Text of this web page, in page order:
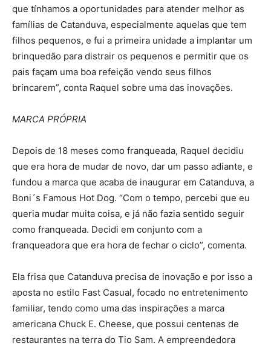
que tínhamos a oportunidades para atender melhor as
famílias de Catanduva, especialmente aquelas que tem
filhos pequenos, e fui a primeira unidade a implantar um
brinquedão para distrair os pequenos e permitir que os
pais façam uma boa refeição vendo seus filhos
brincarem”, conta Raquel sobre uma das inovações.
MARCA PRÓPRIA
Depois de 18 meses como franqueada, Raquel decidiu
que era hora de mudar de novo, dar um passo adiante, e
fundou a marca que acaba de inaugurar em Catanduva, a
Boni´s Famous Hot Dog. “Com o tempo, percebi que eu
queria mudar muita coisa, e já não fazia sentido seguir
como franqueada. Decidi em conjunto com a
franqueadora que era hora de fechar o ciclo”, comenta.
Ela frisa que Catanduva precisa de inovação e por isso a
aposta no estilo Fast Casual, focado no entretenimento
familiar, tendo como uma das inspirações a marca
americana Chuck E. Cheese, que possui centenas de
restaurantes na terra do Tio Sam. A empreendedora